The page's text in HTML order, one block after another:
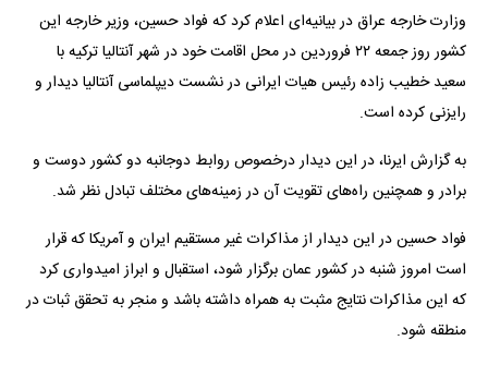
وزارت خارجه عراق در بیانیه‌ای اعلام کرد که فواد حسین، وزیر خارجه این
کشور روز جمعه ۲۲ فروردین در محل اقامت خود در شهر آنتالیا ترکیه با
سعید خطیب زاده رئیس هیات ایرانی در نشست دیپلماسی آنتالیا دیدار و
رایزنی کرده است.
به گزارش ایرنا، در این دیدار درخصوص روابط دوجانبه دو کشور دوست و
برادر و همچنین راه‌های تقویت آن در زمینه‌های مختلف تبادل نظر شد.
فواد حسین در این دیدار از مذاکرات غیر مستقیم ایران و آمریکا که قرار
است امروز شنبه در کشور عمان برگزار شود، استقبال و ابراز امیدواری کرد
که این مذاکرات نتایج مثبت به همراه داشته باشد و منجر به تحقق ثبات در
منطقه شود.